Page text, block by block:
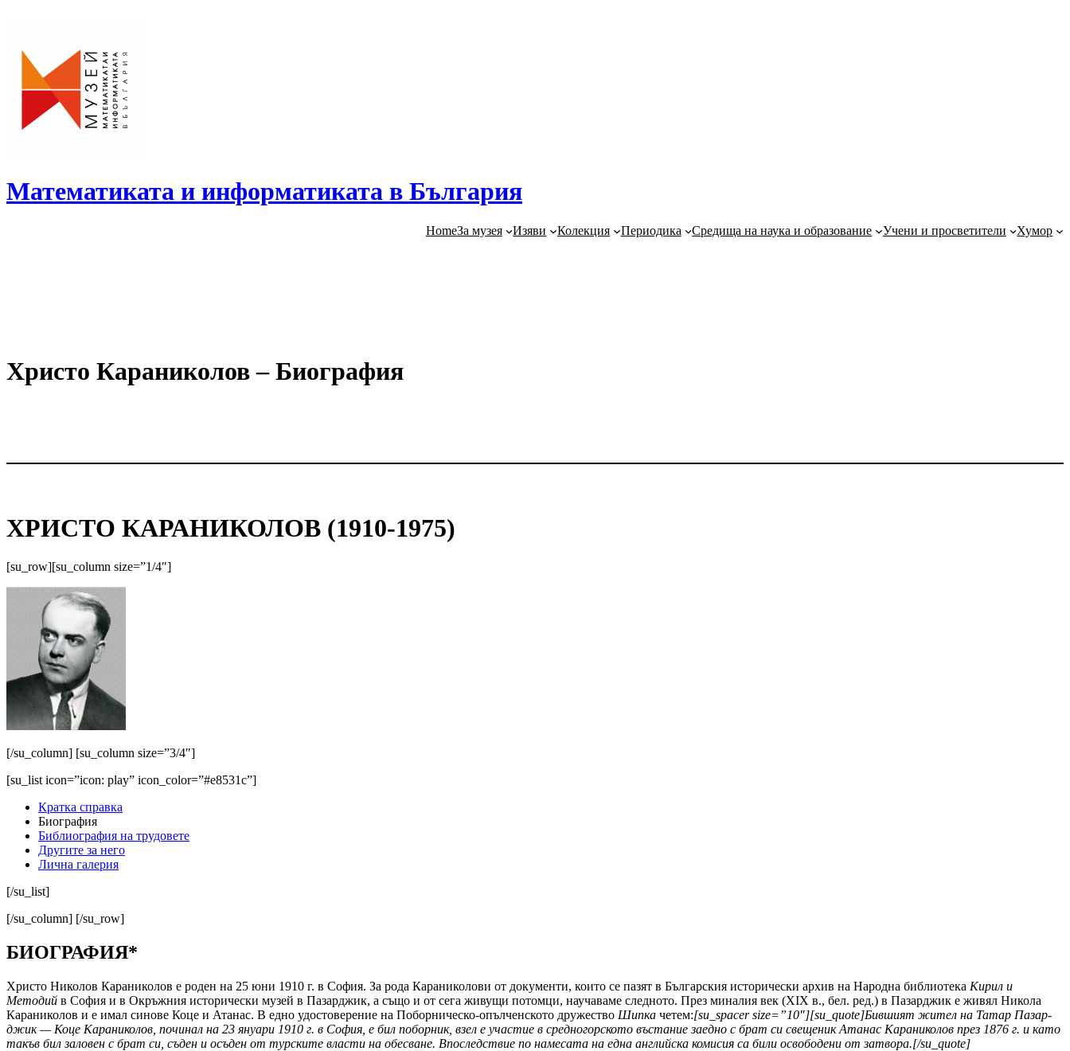
Математиката и информатиката в България
HomeЗа музея Изяви Колекция Периодика Средища на наука и образование Учени и просветители Хумор
Христо Караниколов – Биография
ХРИСТО КАРАНИКОЛОВ (1910-1975)
[su_row][su_column size=”1/4″]
[/su_column] [su_column size=”3/4″]
[su_list icon=”icon: play” icon_color=”#e8531c”]
Кратка справка
Биография
Библиография на трудовете
Другите за него
Лична галерия
[/su_list]
[/su_column] [/su_row]
БИОГРАФИЯ*
Христо Николов Караниколов е роден на 25 юни 1910 г. в София. За рода Караниколови от документи, които се пазят в Българския исторически архив на Народна библиотека Кирил и
Методий в София и в Окръжния исторически музей в Пазарджик, а също и от сега живущи потомци, научаваме следното. През миналия век (XIX в., бел. ред.) в Пазарджик е живял Никола
Караниколов и е имал синове Коце и Атанас. В едно удостоверение на Поборническо-опълченското дружество Шипка четем:[su_spacer size=”10″][su_quote]Бившият жител на Татар Пазар­
джик — Коце Караниколов, починал на 23 януари 1910 г. в София, е бил поборник, взел е участие в средногорското въстание заедно с брат си свещеник Атанас Ка­раниколов през 1876 г. и като
такъв бил заловен с брат си, съден и осъден от турските власти на обесване. Впоследствие по намесата на една английска комисия са били освободени от затвора.[/su_quote]